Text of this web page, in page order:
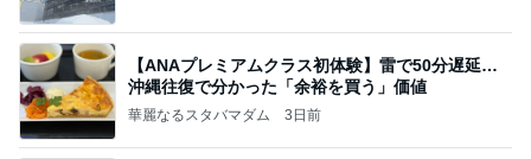
【ANAプレミアムクラス初体験】雷で50分遅延…
沖縄往復で分かった「余裕を買う」価値
華麗なるスタバマダム 3日前